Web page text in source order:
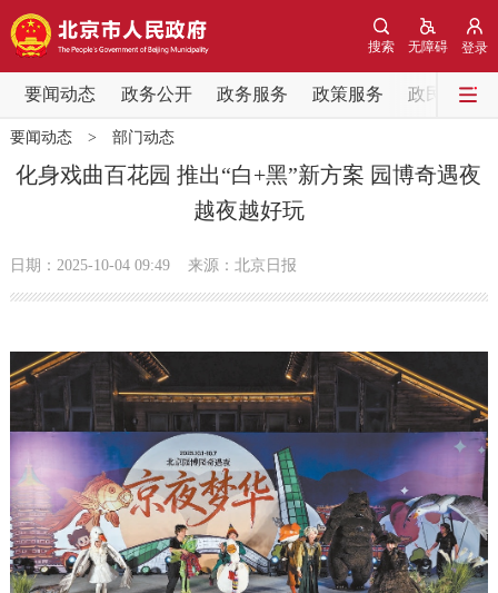
登录
无障碍
搜索
要闻动态 政务公开 政务服务 政策服务 政民互动
要闻动态
党中央精神
会议信息
市领导 机构职能 政策服务
政策兑现 政策解读
决策公开 专题公开
政务服务
要闻动态> 部门动态
化身戏曲百花园 推出“白+黑”新方案 园博奇遇夜
越夜越好玩
日期：2025-10-04 09:49 来源：北京日报